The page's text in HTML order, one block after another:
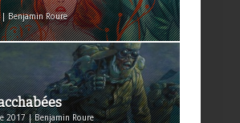
Benjamin Roure
2017 | Benjamin Roure